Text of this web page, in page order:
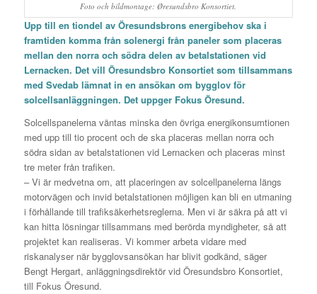
Foto och bildmontage: Øresundsbro Konsortiet.
Upp till en tiondel av Öresundsbrons energibehov ska i
framtiden komma från solenergi från paneler som placeras
mellan den norra och södra delen av betalstationen vid
Lernacken. Det vill Öresundsbro Konsortiet som tillsammans
med Svedab lämnat in en ansökan om bygglov för
solcellsanläggningen. Det uppger Fokus Öresund.
Solcellspanelerna väntas minska den övriga energikonsumtionen
med upp till tio procent och de ska placeras mellan norra och
södra sidan av betalstationen vid Lernacken och placeras minst
tre meter från trafiken.
– Vi är medvetna om, att placeringen av solcellpanelerna längs
motorvägen och invid betalstationen möjligen kan bli en utmaning
i förhållande till trafiksäkerhetsreglerna. Men vi är säkra på att vi
kan hitta lösningar tillsammans med berörda myndigheter, så att
projektet kan realiseras. Vi kommer arbeta vidare med
riskanalyser när bygglovsansökan har blivit godkänd, säger
Bengt Hergart, anläggningsdirektör vid Öresundsbro Konsortiet,
till Fokus Öresund.